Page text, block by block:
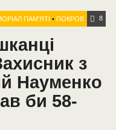
ПАМ'ЯТІ •ПОКРОВ 8
з
Науменко
би 58-